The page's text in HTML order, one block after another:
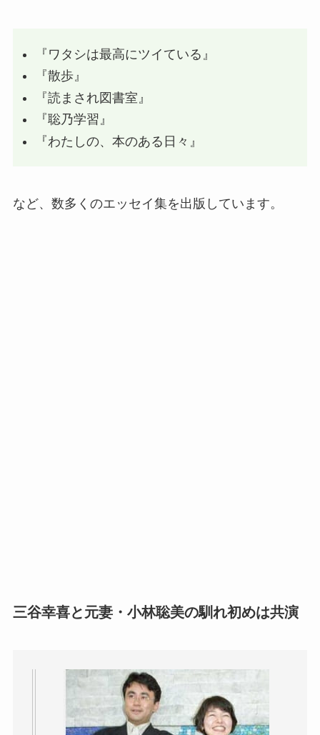
『ワタシは最高にツイている』
『散歩』
『読まされ図書室』
『聡乃学習』
『わたしの、本のある日々』
など、数多くのエッセイ集を出版しています。
三谷幸喜と元妻・小林聡美の馴れ初めは共演